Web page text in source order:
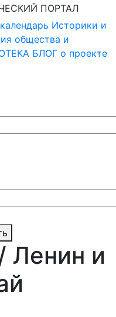
ПОРТАЛ
календарь Историки и
общества и
БЛОГ о проекте
Ленин и